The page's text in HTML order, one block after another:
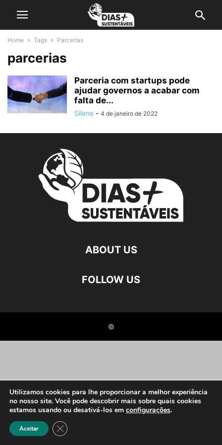
Home Tags Parcerias
parcerias
Parceria com startups pode
ajudar governos a acabar com
falta de...
Silene - 4 de janeiro de 2022
ABOUT US
FOLLOW US
©
Utilizamos cookies para lhe proporcionar a melhor experiência
no nosso site. Você pode descobrir mais sobre quais cookies
estamos usando ou desativá-los em configurações.
Aceitar Close GDPR Cookie Banner